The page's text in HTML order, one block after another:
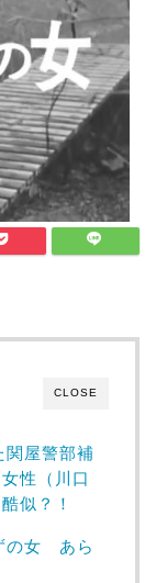
CLOSE
屋警部補
性（川口
似？！
の女 あら